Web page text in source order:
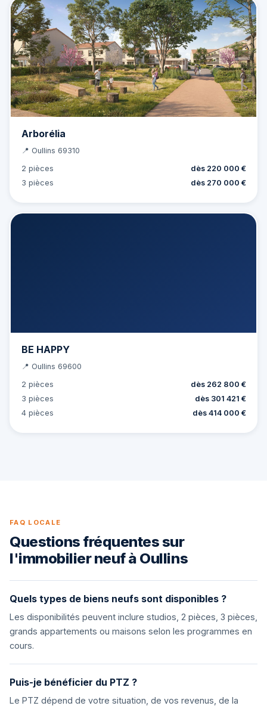
Arborélia
📍 Oullins 69310
2 pièces
dès 220 000 €
3 pièces
dès 270 000 €
BE HAPPY
📍 Oullins 69600
2 pièces
dès 262 800 €
3 pièces
dès 301 421 €
4 pièces
dès 414 000 €
FAQ LOCALE
Questions fréquentes sur
l'immobilier neuf à Oullins
Quels types de biens neufs sont disponibles ?
Les disponibilités peuvent inclure studios, 2 pièces, 3 pièces,
grands appartements ou maisons selon les programmes en
cours.
Puis-je bénéficier du PTZ ?
Le PTZ dépend de votre situation, de vos revenus, de la